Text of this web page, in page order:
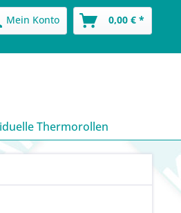
Mein Konto 0,00 € *
Thermorollen